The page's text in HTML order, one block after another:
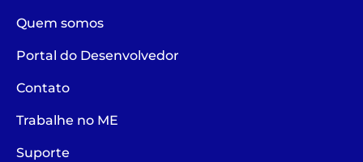
Quem somos
Portal do Desenvolvedor
Contato
Trabalhe no ME
Suporte